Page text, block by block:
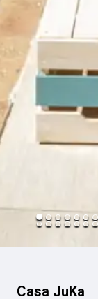
Casa JuKa